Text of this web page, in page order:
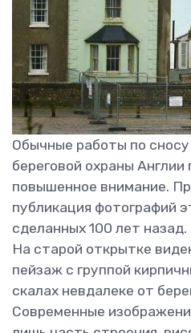
Обычные работы по сносу
береговой охраны Англии
повышенное внимание.
публикация фотографий
сделанных 100 лет назад.
На старой открытке
пейзаж с группой
скалах невдалеке от
Современные